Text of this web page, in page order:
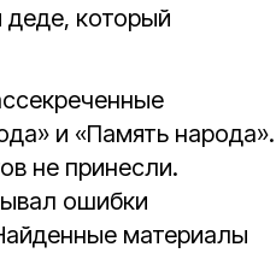
который
и «Память народа».
не принесли.
ошибки
материалы